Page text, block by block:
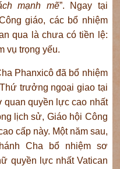
mạnh mẽ”. Ngay tại
giáo, các bổ nhiệm
qua là chưa có tiền lệ:
vụ trọng yếu.
Phanxicô đã bổ nhiệm
trưởng ngoại giao tại
quan quyền lực cao nhất
lịch sử, Giáo hội Công
cấp này. Một năm sau,
Cha bổ nhiệm sơ
quyền lực nhất Vatican